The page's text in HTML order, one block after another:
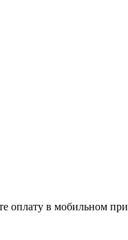
оплату в мобильном